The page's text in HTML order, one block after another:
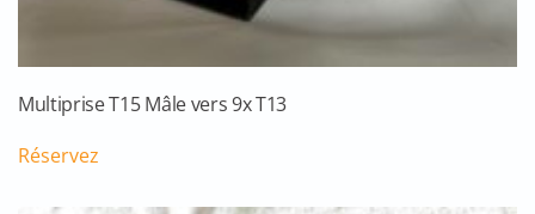
Multiprise T15 Mâle vers 9x T13
Réservez